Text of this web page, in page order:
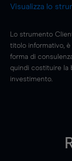
Visualizza lo
Lo strumento
titolo informativo,
forma di
quindi costituire la
investimento.